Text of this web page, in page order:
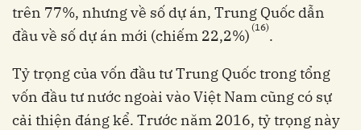
trên 77%, nhưng về số dự án, Trung Quốc dẫn
đầu về số dự án mới (chiếm 22,2%) (16).
Tỷ trọng của vốn đầu tư Trung Quốc trong tổng
vốn đầu tư nước ngoài vào Việt Nam cũng có sự
cải thiện đáng kể. Trước năm 2016, tỷ trọng này